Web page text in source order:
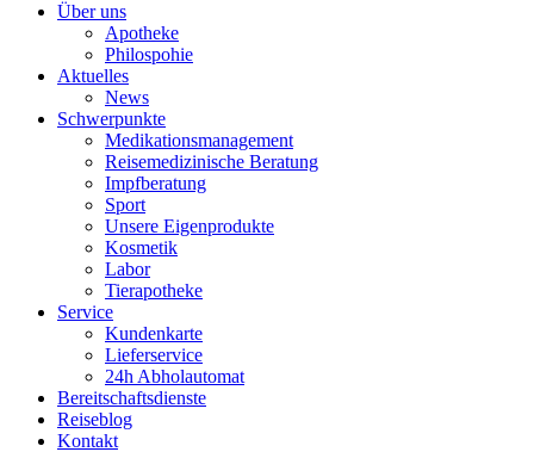
Über uns
Apotheke
Philospohie
Aktuelles
News
Schwerpunkte
Medikationsmanagement
Reisemedizinische Beratung
Impfberatung
Sport
Unsere Eigenprodukte
Kosmetik
Labor
Tierapotheke
Service
Kundenkarte
Lieferservice
24h Abholautomat
Bereitschaftsdienste
Reiseblog
Kontakt